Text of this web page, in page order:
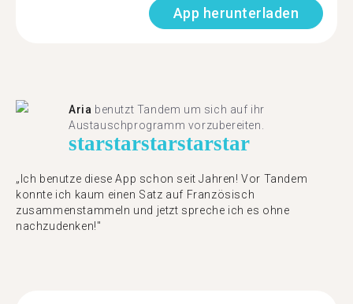
App herunterladen
Aria benutzt Tandem um sich auf ihr
Austauschprogramm vorzubereiten.
starstarstarstarstar
„Ich benutze diese App schon seit Jahren! Vor Tandem
konnte ich kaum einen Satz auf Französisch
zusammenstammeln und jetzt spreche ich es ohne
nachzudenken!"